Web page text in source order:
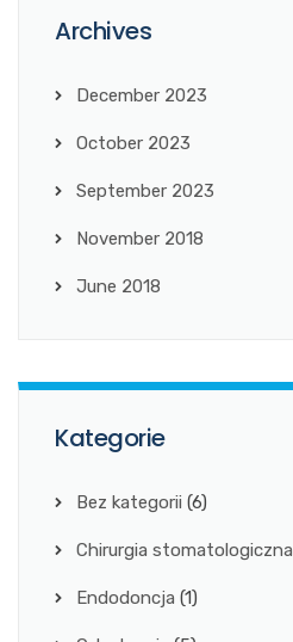
Archives
December 2023
October 2023
September 2023
November 2018
June 2018
Kategorie
Bez kategorii (6)
Chirurgia stomatologiczna
Endodoncja (1)